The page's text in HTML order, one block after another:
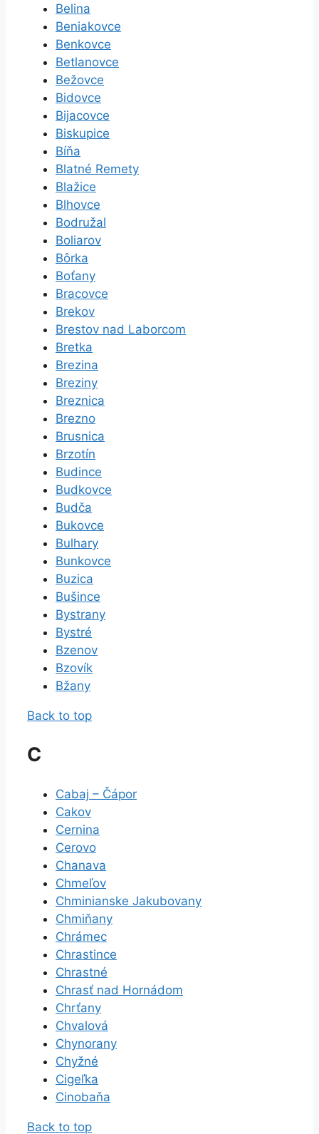
Belina
Beniakovce
Benkovce
Betlanovce
Bežovce
Bidovce
Bijacovce
Biskupice
Bíňa
Blatné Remety
Blažice
Blhovce
Bodružal
Boliarov
Bôrka
Boťany
Bracovce
Brekov
Brestov nad Laborcom
Bretka
Brezina
Breziny
Breznica
Brezno
Brusnica
Brzotín
Budince
Budkovce
Budča
Bukovce
Bulhary
Bunkovce
Buzica
Bušince
Bystrany
Bystré
Bzenov
Bzovík
Bžany
Back to top
C
Cabaj – Čápor
Cakov
Cernina
Cerovo
Chanava
Chmeľov
Chminianske Jakubovany
Chmiňany
Chrámec
Chrastince
Chrastné
Chrasť nad Hornádom
Chrťany
Chvalová
Chynorany
Chyžné
Cigeľka
Cinobaňa
Back to top